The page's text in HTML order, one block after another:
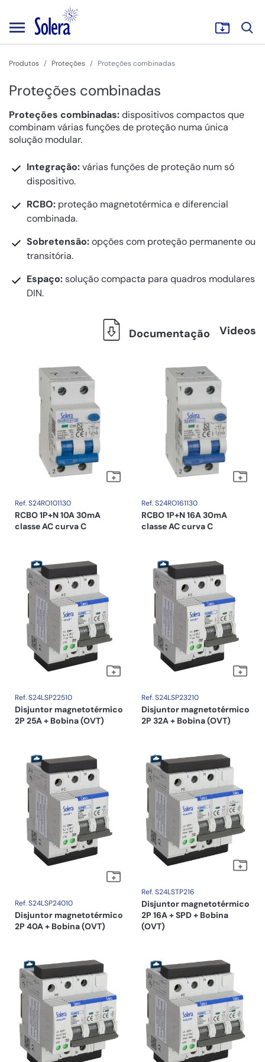
Produtos Proteções Proteções combinadas
Proteções combinadas
Proteções combinadas:dispositivos compactos que
combinam várias funções de proteção numa única
solução modular.
Integração:várias funções de proteção num só
dispositivo.
RCBO: proteção magnetotérmica e diferencial
combinada.
Sobretensão:opções com proteção permanente ou
transitória.
Espaço:solução compacta para quadros modulares
DIN.
Documentação Videos
Ref. S24RO101130
RCBO 1P+N 10A 30mA
classe AC curva C
Ref. S24RO161130
RCBO 1P+N 16A 30mA
classe AC curva C
Ref. S24LSP22510
Disjuntor magnetotérmico
2P 25A + Bobina (OVT)
Ref. S24LSP23210
Disjuntor magnetotérmico
2P 32A + Bobina (OVT)
Ref. S24LSP24010
Disjuntor magnetotérmico
2P 40A + Bobina (OVT)
Ref. S24LSTP216
Disjuntor magnetotérmico
2P 16A + SPD + Bobina
(OVT)